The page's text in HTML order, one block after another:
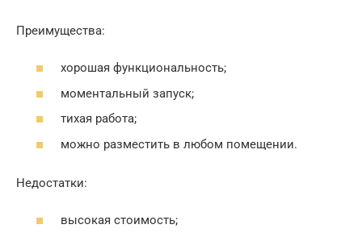
Преимущества:
хорошая функциональность;
моментальный запуск;
тихая работа;
можно разместить в любом помещении.
Недостатки:
высокая стоимость;